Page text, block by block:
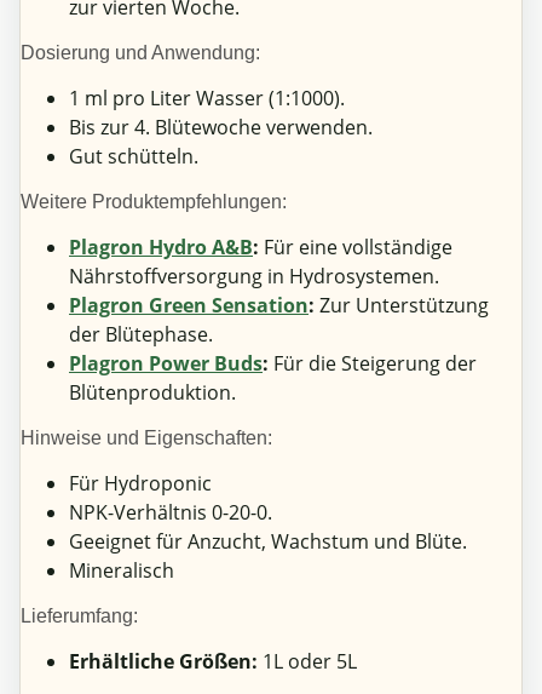
zur vierten Woche.
Dosierung und Anwendung:
1 ml pro Liter Wasser (1:1000).
Bis zur 4. Blütewoche verwenden.
Gut schütteln.
Weitere Produktempfehlungen:
Plagron Hydro A&B: Für eine vollständige
Nährstoffversorgung in Hydrosystemen.
Plagron Green Sensation: Zur Unterstützung
der Blütephase.
Plagron Power Buds: Für die Steigerung der
Blütenproduktion.
Hinweise und Eigenschaften:
Für Hydroponic
NPK-Verhältnis 0-20-0.
Geeignet für Anzucht, Wachstum und Blüte.
Mineralisch
Lieferumfang:
Erhältliche Größen: 1L oder 5L